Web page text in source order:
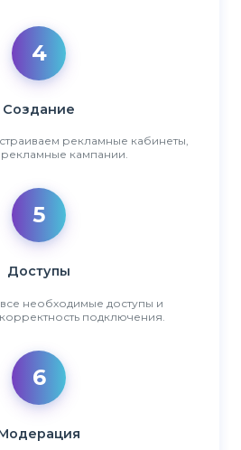
4
Создание
рекламные кабинеты,
кампании.
5
Доступы
необходимые доступы и
подключения.
6